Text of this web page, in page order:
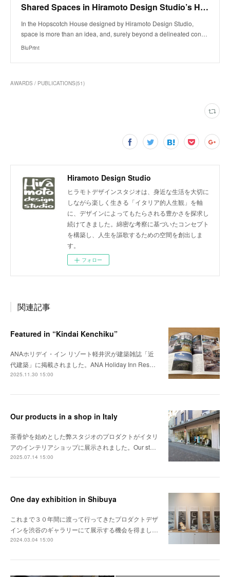
Shared Spaces in Hiramoto Design Studio’s Hopscotch House - BluPrint
In the Hopscotch House designed by Hiramoto Design Studio,
space is more than an idea, and, surely beyond a delineated con…
BluPrint
AWARDS / PUBLICATIONS(51)
Hiramoto Design Studio
ヒラモトデザインスタジオは、身近な生活を大切に
しながら楽しく生きる「イタリア的人生観」を軸
に、デザインによってもたらされる豊かさを探求し
続けてきました。綿密な考察に基づいたコンセプト
を構築し、人生を謳歌するための空間を創出しま
す。
フォロー
関連記事
Featured in “Kindai Kenchiku”
ANAホリデイ・イン リゾート軽井沢が建築雑誌「近
代建築」に掲載されました。ANA Holiday Inn Res…
2025.11.30 15:00
Our products in a shop in Italy
茶香炉を始めとした弊スタジオのプロダクトがイタリ
アのインテリアショップに展示されました。Our st…
2025.07.14 15:00
One day exhibition in Shibuya
これまで３０年間に渡って行ってきたプロダクトデザ
インを渋谷のギャラリーにて展示する機会を得まし…
2024.03.04 15:00